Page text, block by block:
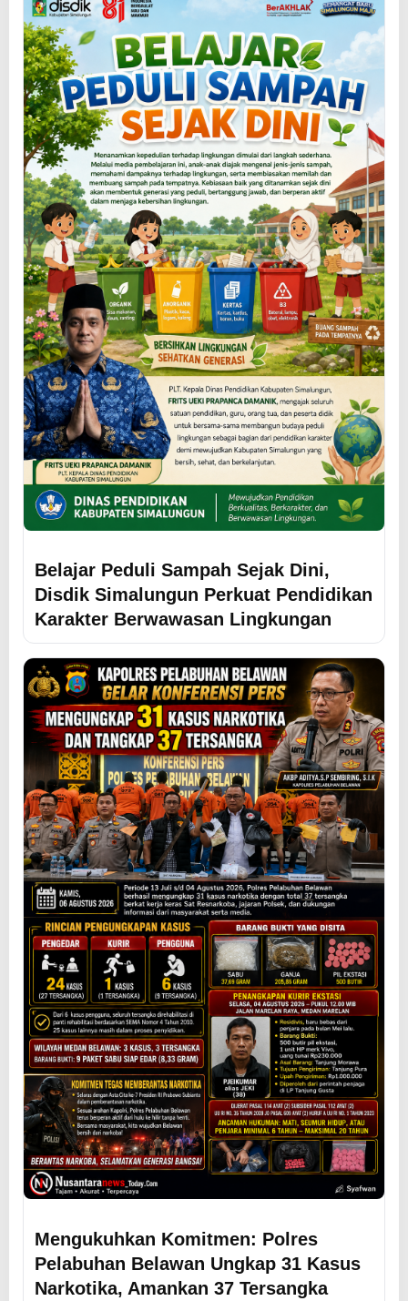
Belajar Peduli Sampah Sejak Dini,
Disdik Simalungun Perkuat Pendidikan
Karakter Berwawasan Lingkungan
Mengukuhkan Komitmen: Polres
Pelabuhan Belawan Ungkap 31 Kasus
Narkotika, Amankan 37 Tersangka